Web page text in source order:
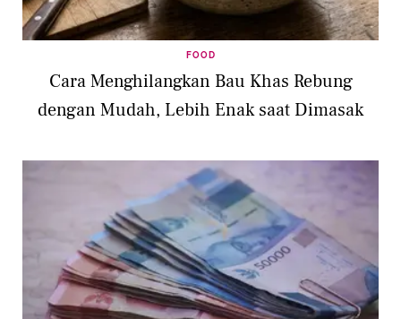
FOOD
Cara Menghilangkan Bau Khas Rebung
dengan Mudah, Lebih Enak saat Dimasak